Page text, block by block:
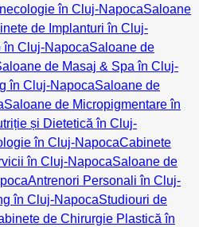
în Cluj-NapocaSaloane
de Implanturi în Cluj-
în Cluj-NapocaSaloane de
de Masaj & Spa în Cluj-
în Cluj-NapocaSaloane de
Saloane de Micropigmentare în
și Dietetică în Cluj-
în Cluj-NapocaCabinete
în Cluj-NapocaSaloane de
Antrenori Personali în Cluj-
în Cluj-NapocaStudiouri de
de Chirurgie Plastică în